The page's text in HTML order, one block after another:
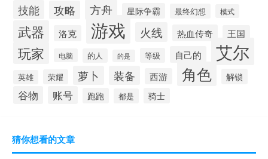
技能 攻略 方舟 星际争霸 最终幻想 模式
武器 洛克 游戏 火线 热血传奇 王国
玩家 电脑 的人 的是 等级 自己的 艾尔
英雄 荣耀 萝卜 装备 西游 角色 解锁
谷物 账号 跑跑 都是 骑士
猜你想看的文章